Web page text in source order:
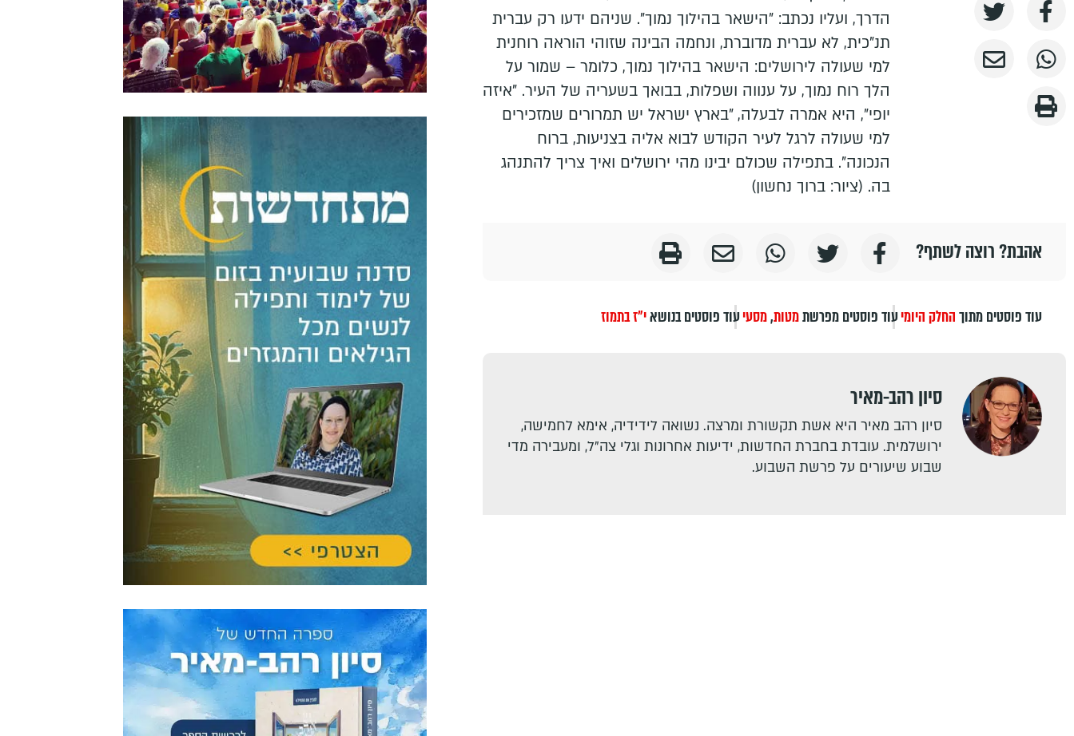
הדרך, ועליו נכתב: "הישאר בהילוך נמוך". שניהם ידעו רק עברית
תנ"כית, לא עברית מדוברת, ונחמה הבינה שזוהי הוראה רוחנית
למי שעולה לירושלים: הישאר בהילוך נמוך, כלומר – שמור על
הלך רוח נמוך, על ענווה ושפלות, בבואך בשעריה של העיר. "איזה
יופי", היא אמרה לבעלה, "בארץ ישראל יש תמרורים שמזכירים
למי שעולה לרגל לעיר הקודש לבוא אליה בצניעות, ברוח
הנכונה". בתפילה שכולם יבינו מהי ירושלים ואיך צריך להתנהג
בה. (ציור: ברוך נחשון)
אהבת? רוצה לשתף?
עוד פוסטים מתוךהחלק היומיעוד פוסטים מפרשתמטות,מסעיעוד פוסטים בנושאי"ז בתמוז
סיון רהב-מאיר
סיון רהב מאיר היא אשת תקשורת ומרצה. נשואה לידידיה, אימא לחמישה,
ירושלמית. עובדת בחברת החדשות, ידיעות אחרונות וגלי צה"ל, ומעבירה מדי
שבוע שיעורים על פרשת השבוע.